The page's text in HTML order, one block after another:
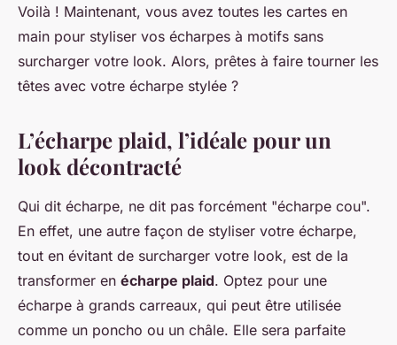
Voilà ! Maintenant, vous avez toutes les cartes en
main pour styliser vos écharpes à motifs sans
surcharger votre look. Alors, prêtes à faire tourner les
têtes avec votre écharpe stylée ?
L’écharpe plaid, l’idéale pour un
look décontracté
Qui dit écharpe, ne dit pas forcément "écharpe cou".
En effet, une autre façon de styliser votre écharpe,
tout en évitant de surcharger votre look, est de la
transformer en écharpe plaid. Optez pour une
écharpe à grands carreaux, qui peut être utilisée
comme un poncho ou un châle. Elle sera parfaite